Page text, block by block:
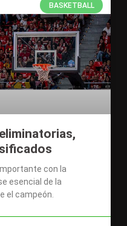
BASKETBALL
con la
esencial de la
el campeón.